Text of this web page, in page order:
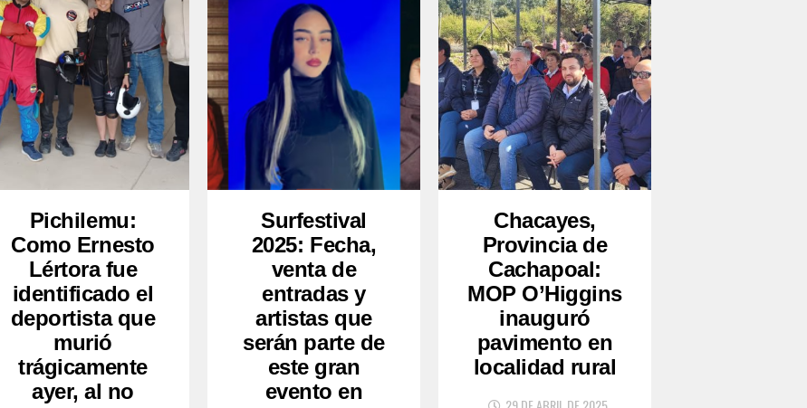
Pichilemu:
Como Ernesto
Lértora fue
identificado el
deportista que
murió
trágicamente
ayer, al no
Surfestival
2025: Fecha,
venta de
entradas y
artistas que
serán parte de
este gran
evento en
Chacayes,
Provincia de
Cachapoal:
MOP O’Higgins
inauguró
pavimento en
localidad rural